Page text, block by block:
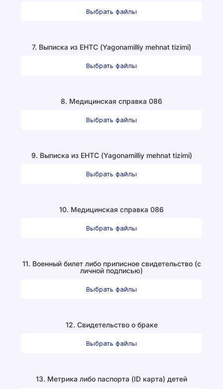
Выбрать файлы
7. Выписка из ЕНТС (Yagonamilliy mehnat tizimi)
Выбрать файлы
8. Медицинская справка 086
Выбрать файлы
9. Выписка из ЕНТС (Yagonamilliy mehnat tizimi)
Выбрать файлы
10. Медицинская справка 086
Выбрать файлы
11. Военный билет либо приписное свидетельство (с
личной подписью)
Выбрать файлы
12. Свидетельство о браке
Выбрать файлы
13. Метрика либо паспорта (ID карта) детей